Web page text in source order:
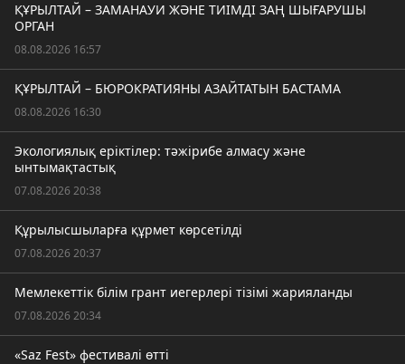
ҚҰРЫЛТАЙ – ЗАМАНАУИ ЖӘНЕ ТИІМДІ ЗАҢ ШЫҒАРУШЫ
ОРГАН
08.08.2026 16:57
ҚҰРЫЛТАЙ – БЮРОКРАТИЯНЫ АЗАЙТАТЫН БАСТАМА
08.08.2026 16:30
Экологиялық еріктілер: тәжірибе алмасу және
ынтымақтастық
07.08.2026 20:38
Құрылысшыларға құрмет көрсетілді
07.08.2026 20:37
Мемлекеттік білім грант иегерлері тізімі жарияланды
07.08.2026 20:34
«Saz Fest» фестивалі өтті